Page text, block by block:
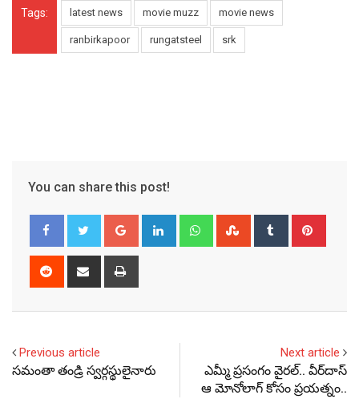
Tags: latest news movie muzz movie news
ranbirkapoor rungatsteel srk
You can share this post!
Google+ LinkedIn WhatsappStumbleUpon
Tumblr
Reddit
Share
Previous article
సమంతా తండ్రి స్వర్గస్థులైనారు
Next article
ఎమ్మీ ప్రసంగం వైరల్.. వీర్‌దాస్
ఆ మోనోలాగ్ కోసం ప్రయత్నం..